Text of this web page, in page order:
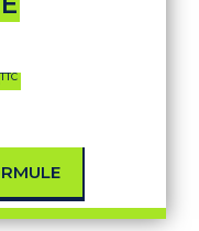
TTC